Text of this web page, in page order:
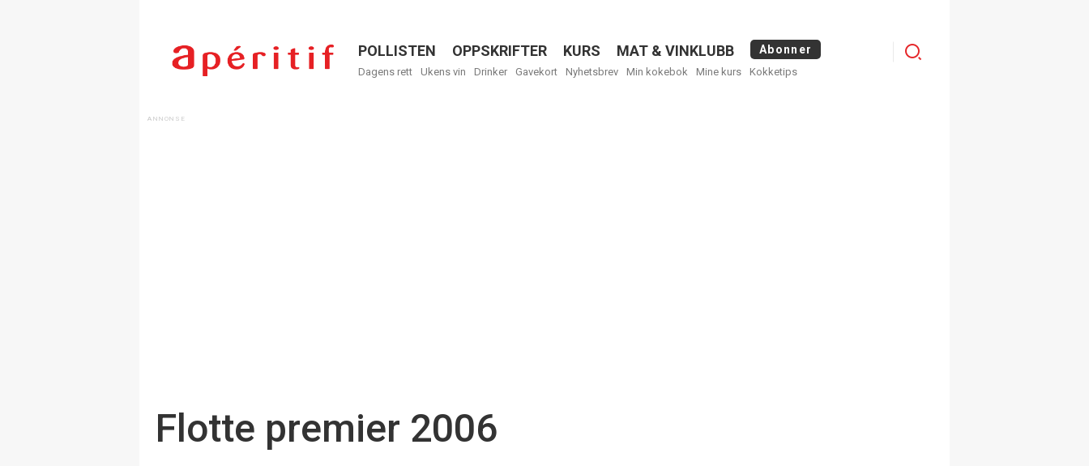
Menu
POLLISTEN OPPSKRIFTER KURS MAT & VINKLUBB Abonner
Dagens rett Ukens vin Drinker Gavekort Nyhetsbrev Min kokebok Mine kurs Kokketips
Logg
Flotte premier 2006